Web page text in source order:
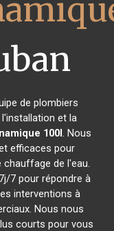
de plombiers
et la
100l. Nous
efficaces pour
de l'eau.
7 pour répondre à
interventions à
Nous nous
courts pour vous